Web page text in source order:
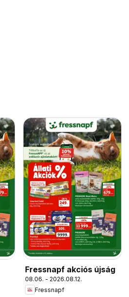
Fressnapf akciós újság
08.06. - 2026.08.12.
Fressnapf